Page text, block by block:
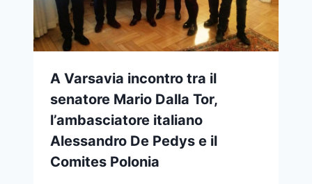
A Varsavia incontro tra il
senatore Mario Dalla Tor,
l’ambasciatore italiano
Alessandro De Pedys e il
Comites Polonia